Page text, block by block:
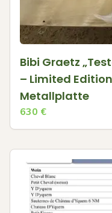
Bibi Graetz
– Limited
Metallplatte
630 €